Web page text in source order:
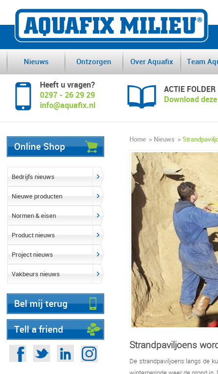
Nieuws Ontzorgen Over Aquafix Team
Heeft u vragen?
0297 - 26 29 29
info@aquafix.nl
ACTIE FOLDER
Download
Online Shop
Bedrijfs nieuws
Nieuwe producten
Normen & eisen
Product nieuws
Project nieuws
Vakbeurs nieuws
Bel mij terug
Tell a friend
Home > Nieuws >
Strandpaviljoens
De strandpaviljoens langs de